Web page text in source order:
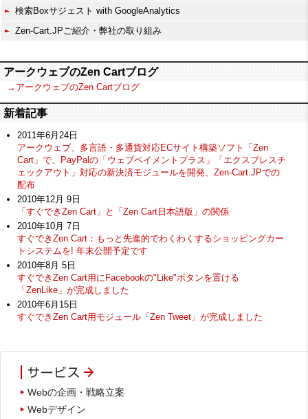
検索Boxサジェスト with GoogleAnalytics
Zen-Cart.JPご紹介・弊社の取り組み
アークウェブのZen Cartブログ
→アークウェブのZen Cartブログ
新着記事
2011年6月24日
アークウェブ、多言語・多通貨対応ECサイト構築ソフト「Zen
Cart」で、PayPalの「ウェブペイメントプラス」「エクスプレスチ
ェックアウト」対応の新決済モジュールを開発、Zen-Cart.JPでの
配布
2010年12月 9日
「すぐできZen Cart」と「Zen Cart日本語版」の関係
2010年10月 7日
すぐできZen Cart：もっと先進的でわくわくするショッピングカー
トシステムを! 年末公開予定です
2010年8月 5日
すぐできZen Cart用にFacebookの"Like"ボタンを置ける
「ZenLike」が完成しました
2010年6月15日
すぐできZen Cart用モジュール「Zen Tweet」が完成しました
Webの企画・戦略立案
Webデザイン